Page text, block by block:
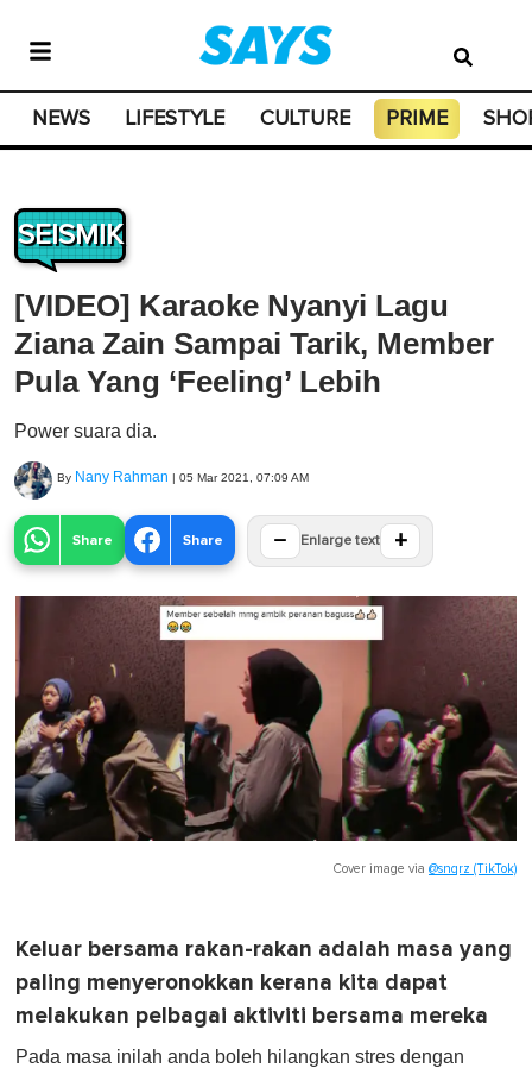
NEWS LIFESTYLE CULTURE PRIME
SEISMIK
[VIDEO] Karaoke Nyanyi Lagu
Ziana Zain Sampai Tarik, Member
Pula Yang ‘Feeling’ Lebih
Power suara dia.
By Nany Rahman | 05 Mar 2021, 07:09 AM
Share Share − Enlarge text +
Cover image via @snqrz (TikTok)
Keluar bersama rakan-rakan adalah masa yang
paling menyeronokkan kerana kita dapat
melakukan pelbagai aktiviti bersama mereka
Pada masa inilah anda boleh hilangkan stres dengan